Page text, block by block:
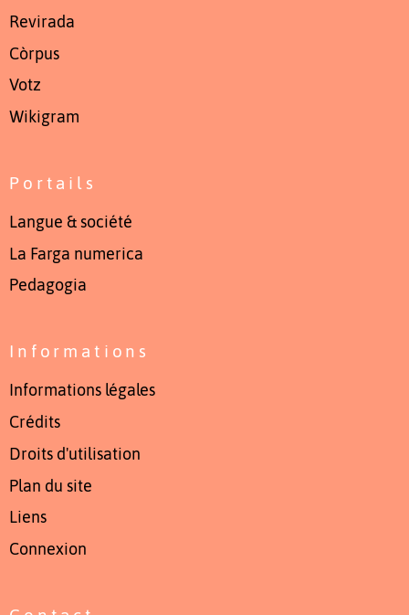
Revirada
Còrpus
Votz
Wikigram
Portails
Langue & société
La Farga numerica
Pedagogia
Informations
Informations légales
Crédits
Droits d'utilisation
Plan du site
Liens
Connexion